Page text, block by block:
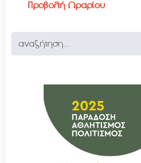
Προβολή Ωραρίου